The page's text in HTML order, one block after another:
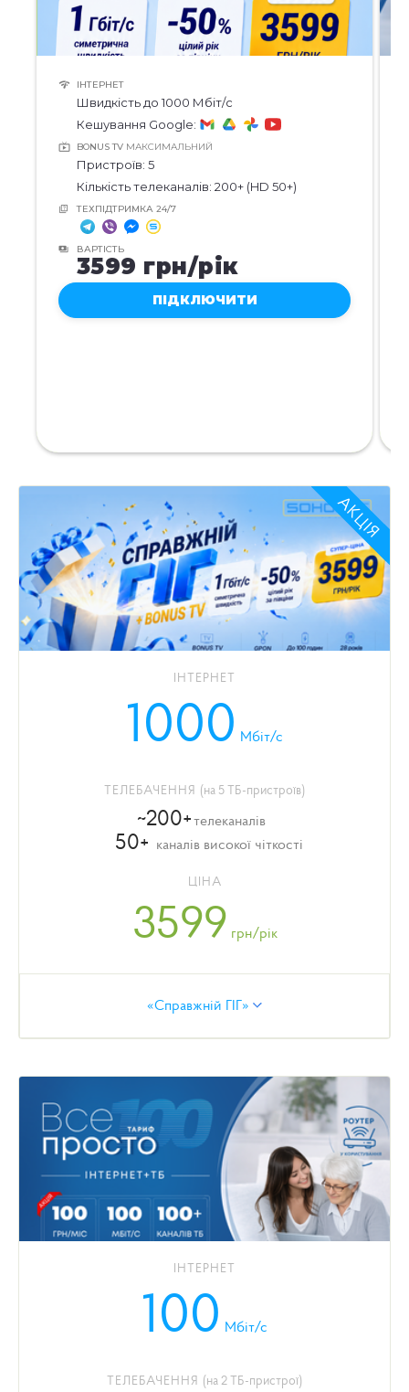
ІНТЕРНЕТ
Швидкість до 1000 Мбіт/с
Кешування Google:
BONUS TV МАКСИМАЛЬНИЙ
Пристроїв: 5
Кількість телеканалів: 200+ (HD 50+)
ТЕХПІДТРИМКА 24/7
ВАРТІСТЬ
3599 грн/рік
ПІДКЛЮЧИТИ
АКЦІЯ
ІНТЕРНЕТ
1000 Мбіт/с
ТЕЛЕБАЧЕННЯ (на 5 ТБ-пристроїв)
~200+телеканалів
50+ каналів високої чіткості
ЦІНА
3599 грн/рік
«Справжній ГІГ»
Сплатіть лише3599 грндо31.08.2026 року і
отримайте цілий рік гігабітного інтернету з
симетричною швидкістю
до 1 Гбіт/с та
максимальний пакет цифрового телебачення
BONUS TV
Тариф діє для нових і існуючих абонентів.
ІНТЕРНЕТ
100 Мбіт/с
ТЕЛЕБАЧЕННЯ (на 2 ТБ-пристрої)